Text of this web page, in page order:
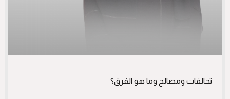
تحالفات ومصالح وما هو الفرق؟